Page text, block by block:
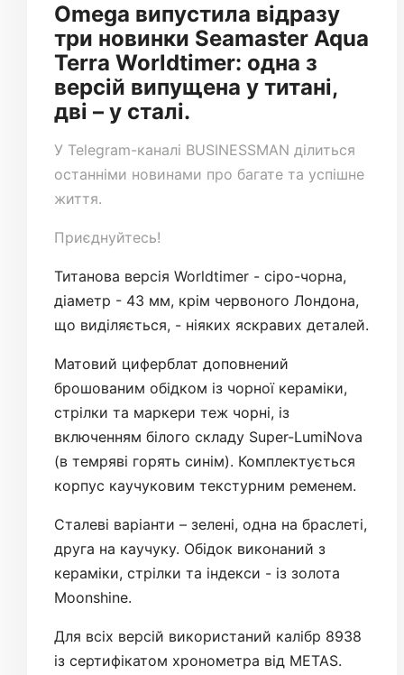
Omega випустила відразу
три новинки Seamaster Aqua
Terra Worldtimer: одна з
версій випущена у титані,
дві – у сталі.
У Telegram-каналі BUSINESSMAN ділиться
останніми новинами про багате та успішне
життя.
Приєднуйтесь!
Титанова версія Worldtimer - сіро-чорна,
діаметр - 43 мм, крім червоного Лондона,
що виділяється, - ніяких яскравих деталей.
Матовий циферблат доповнений
брошованим обідком із чорної кераміки,
стрілки та маркери теж чорні, із
включенням білого складу Super-LumiNova
(в темряві горять синім). Комплектується
корпус каучуковим текстурним ременем.
Сталеві варіанти – зелені, одна на браслеті,
друга на каучуку. Обідок виконаний з
кераміки, стрілки та індекси - із золота
Moonshine.
Для всіх версій використаний калібр 8938
із сертифікатом хронометра від METAS.